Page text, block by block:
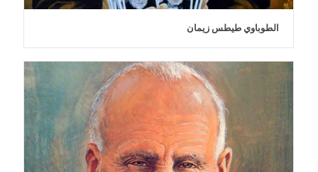
الطوباوي طيطس زيمان